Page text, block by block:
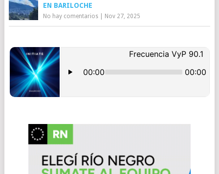
EN BARILOCHE
No hay comentarios| Nov 27, 2025